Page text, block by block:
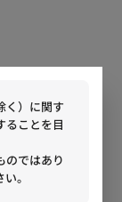
く）に関す
ることを目
のではあり
。